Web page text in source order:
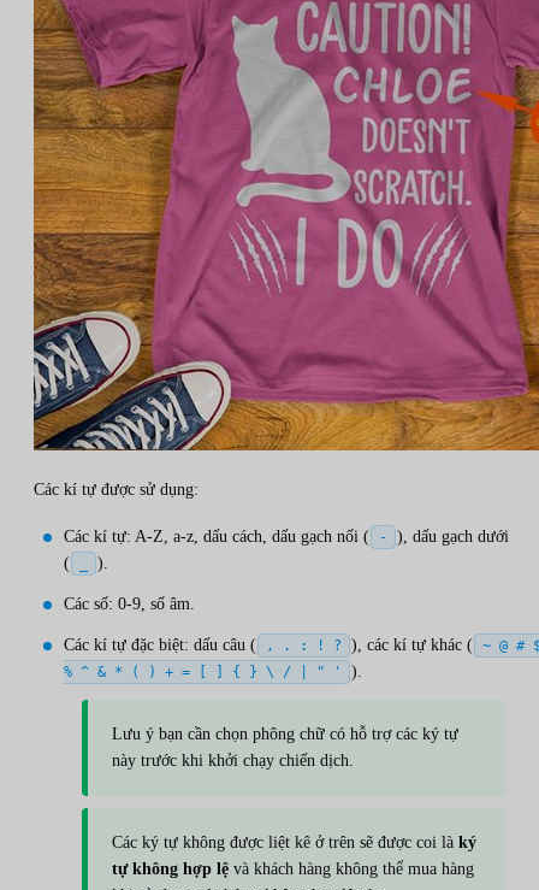
Các kí tự được sử dụng:
Các kí tự: A-Z, a-z, dấu cách, dấu gạch nối ( -
), dấu gạch dưới
(
).
Các số: 0-9, số âm.
Các kí tự đặc biệt: dấu câu ( , . : ! ? ), các kí tự khác ( ~ @ #
% ^ & * ( ) + = [ ] { } \ / | " '
).
Lưu ý bạn cần chọn phông chữ có hỗ trợ các ký tự
này trước khi khởi chạy chiến dịch.
Các ký tự không được liệt kê ở trên sẽ được coi là ký
tự không hợp lệ và khách hàng không thể mua hàng